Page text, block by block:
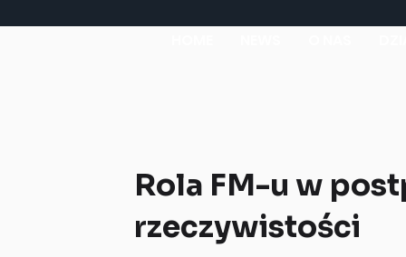
Rola FM-u w
rzeczywistości